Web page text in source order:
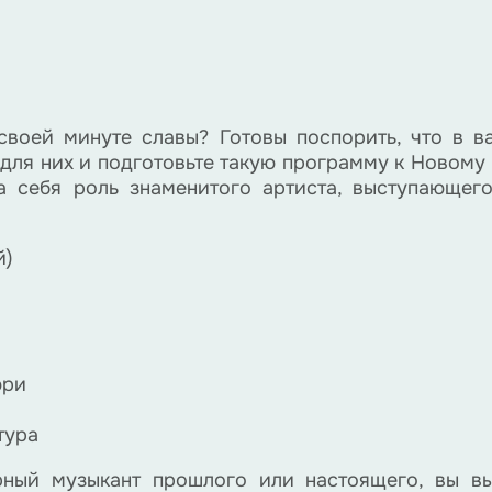
минуте славы? Готовы поспорить, что в
них и подготовьте такую программу к
роль знаменитого артиста,
музыкант прошлого или настоящего, вы